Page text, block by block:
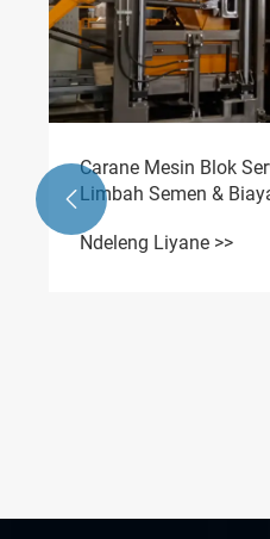
Carane Mesin Blok
Limbah Semen &
Ndeleng Liyane >>
